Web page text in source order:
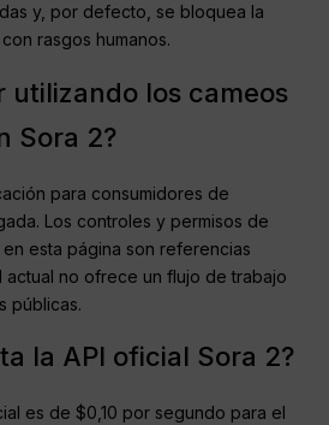
y, por defecto, se bloquea la
rasgos humanos.
utilizando los cameos
Sora 2?
para consumidores de
Los controles y permisos de
esta página son referencias
actual no ofrece un flujo de trabajo
públicas.
la API oficial Sora 2?
es de $0,10 por segundo para el